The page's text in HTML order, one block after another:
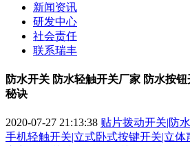
新闻资讯
研发中心
社会责任
联系瑞丰
防水开关 防水轻触开关厂家 防水按
秘诀
2020-07-27 21:13:38 贴片拨动开关|防
手机轻触开关|立式卧式按键开关|立